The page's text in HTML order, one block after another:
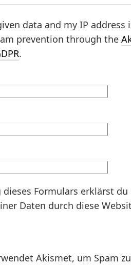
data and my IP address
prevention through the
.
Formulars erklärst
Daten durch diese
Akismet, um Spam